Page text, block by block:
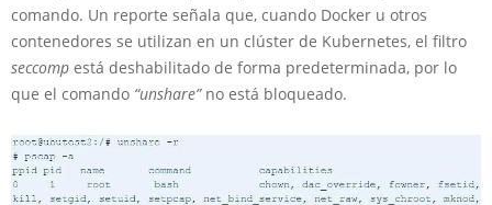
comando. Un reporte señala que, cuando Docker u otros
contenedores se utilizan en un clúster de Kubernetes, el filtro
seccomp está deshabilitado de forma predeterminada, por lo
que el comando “unshare”no está bloqueado.